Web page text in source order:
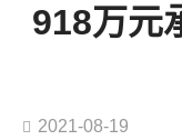
918万元
2021-08-19